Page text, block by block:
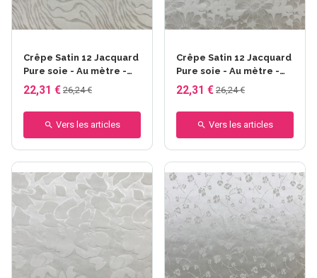
Crêpe Satin 12 Jacquard
Pure soie - Au mètre -
Dessin zèbre 12 mm -
larg. 140cm- 52gr/m²
22,31 € 26,24 €
Vers les articles
Crêpe Satin 12 Jacquard
Pure soie - Au mètre -
Dessin marguerite 12
mm - larg. 140cm-
52gr/m²
22,31 € 26,24 €
Vers les articles